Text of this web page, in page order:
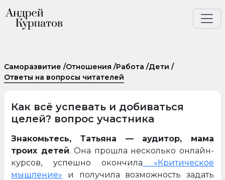
Саморазвитие /Отношения /Работа /Дети /
Ответы на вопросы читателей
Как всё успевать и добиваться
целей? вопрос участника
Знакомьтесь, Татьяна — аудитор, мама
троих детей. Она прошла несколько онлайн-
курсов, успешно окончила «Критическое
мышление» и получила возможность задать